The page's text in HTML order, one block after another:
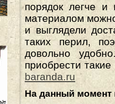
порядок легче и
материалом
и выглядели
таких перил,
довольно
приобрести такие
baranda.ru
На данный момент